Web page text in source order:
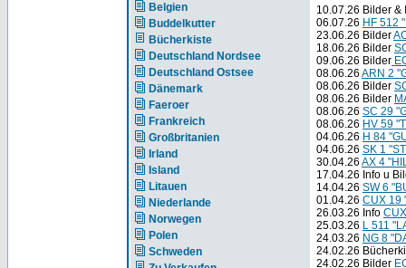
Belgien
Buddelkutter
Bücherkiste
Deutschland Nordsee
Deutschland Ostsee
Dänemark
Faeroer
Frankreich
Großbritanien
Irland
Island
Litauen
Niederlande
Norwegen
Polen
Schweden
10.07.26 Bilder &
06.07.26 HF 512
23.06.26 Bilder
18.06.26 Bilder
09.06.26 Bilder
08.06.26 ARN 2
08.06.26 Bilder
08.06.26 Bilder
08.06.26 SC 29
08.06.26 HV 59
04.06.26 H 84
04.06.26 SK 1
30.04.26 AX 4
17.04.26 Info u
14.04.26 SW 6
01.04.26 CUX 19
26.03.26 Info
25.03.26 L 511
24.03.26 NG 8
24.02.26
24.02.26 Bilder